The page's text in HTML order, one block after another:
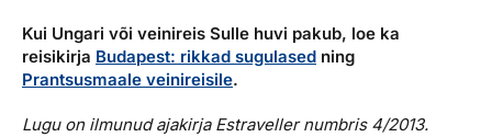
Kui Ungari või veinireis Sulle huvi pakub, loe ka
reisikirja Budapest: rikkad sugulased ning
Prantsusmaale veinireisile.
Lugu on ilmunud ajakirja Estraveller numbris 4/2013.